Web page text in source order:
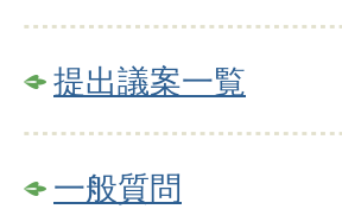
提出議案一覧
一般質問